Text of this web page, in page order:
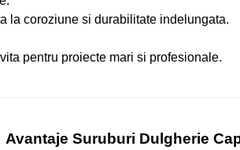
la coroziune si durabilitate indelungata.
pentru proiecte mari si profesionale.
Avantaje Suruburi Dulgherie